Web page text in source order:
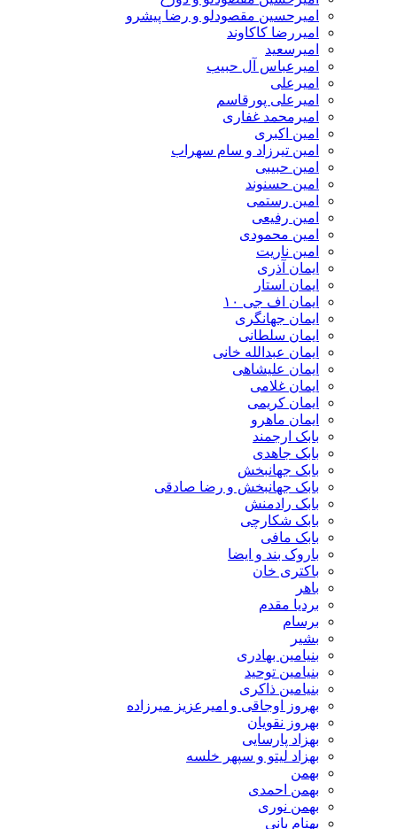
امیرحسین مقصودلو و رضا پیشرو
امیررضا کاکاوند
امیرسعید
امیرعباس آل حبیب
امیرعلی
امیرعلی پورقاسم
امیرمحمد غفاری
امین اکبری
امین تیرزاد و سام سهراب
امین حبیبی
امین حسنوند
امین رستمی
امین رفیعی
امین محمودی
امین ناریت
ایمان آذری
ایمان استار
ایمان اف جی ۱۰
ایمان جهانگری
ایمان سلطانی
ایمان عبدالله خانی
ایمان علیشاهی
ایمان غلامی
ایمان کریمی
ایمان ماهرو
بابک ارجمند
بابک جاهدی
بابک جهانبخش
بابک جهانبخش و رضا صادقی
بابک رادمنش
بابک شکارچی
بابک مافی
باروک بند و ایضا
باکتری خان
باهر
بردیا مقدم
برسام
بشیر
بنیامین بهادری
بنیامین توحید
بنیامین ذاکری
بهروز اوجاقی و امیرعزیز میرزاده
بهروز نقویان
بهزاد پارسایی
بهزاد لیتو و سپهر خلسه
بهمن
بهمن احمدی
بهمن نوری
بهنام بانی